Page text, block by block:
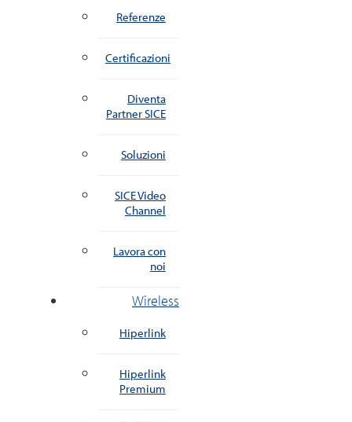
Referenze
Certificazioni
Diventa
Partner SICE
Soluzioni
SICE Video
Channel
Lavora con
noi
Wireless
Hiperlink
Hiperlink
Premium